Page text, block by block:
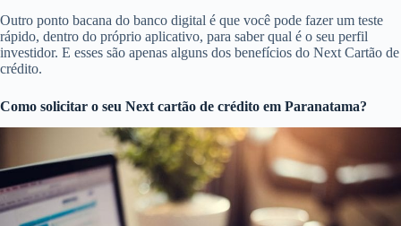
Outro ponto bacana do banco digital é que você pode fazer um teste
rápido, dentro do próprio aplicativo, para saber qual é o seu perfil
investidor. E esses são apenas alguns dos benefícios do Next Cartão de
crédito.
Como solicitar o seu Next cartão de crédito em Paranatama?